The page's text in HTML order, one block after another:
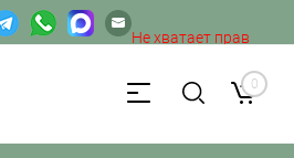
Не хватает прав
доступа к веб-форме. 0